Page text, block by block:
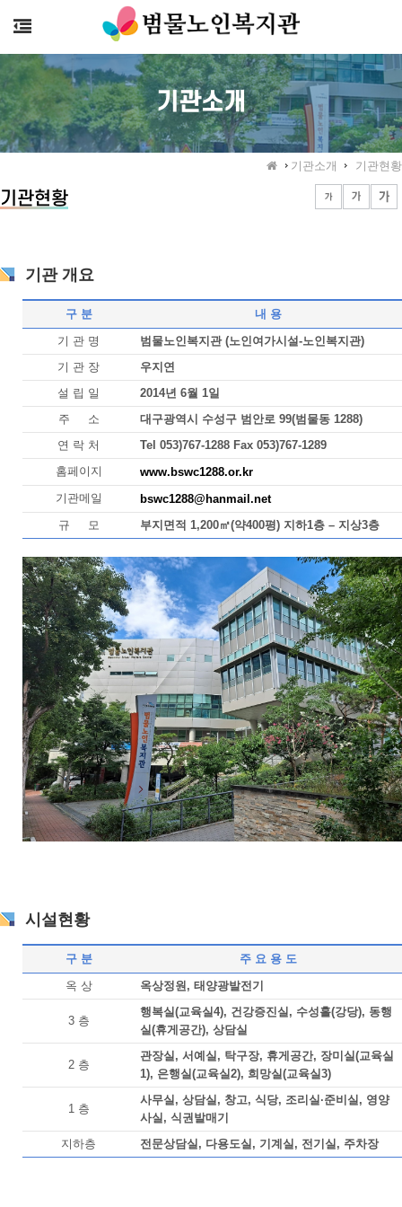
기관소개
기관소개 기관현황
기관현황
기관 개요
구 분
내 용
기 관 명
범물노인복지관 (노인여가시설-노인복지관)
기 관 장
우지연
설 립 일
2014년 6월 1일
주 소
대구광역시 수성구 범안로 99(범물동 1288)
연 락 처
Tel 053)767-1288 Fax 053)767-1289
홈페이지
www.bswc1288.or.kr
기관메일
bswc1288@hanmail.net
규 모
부지면적 1,200㎡(약400평) 지하1층 – 지상3층
시설현황
구 분
주 요 용 도
옥 상
옥상정원, 태양광발전기
3 층
행복실(교육실4), 건강증진실, 수성홀(강당), 동행
실(휴게공간), 상담실
2 층
관장실, 서예실, 탁구장, 휴게공간, 장미실(교육실
1), 은행실(교육실2), 희망실(교육실3)
1 층
사무실, 상담실, 창고, 식당, 조리실·준비실, 영양
사실, 식권발매기
지하층
전문상담실, 다용도실, 기계실, 전기실, 주차장